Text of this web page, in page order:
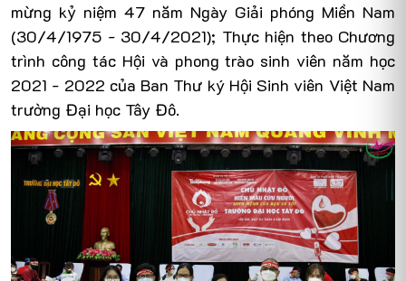
mừng kỷ niệm 47 năm Ngày Giải phóng Miền Nam
(30/4/1975 - 30/4/2021); Thực hiện theo Chương
trình công tác Hội và phong trào sinh viên năm học
2021 - 2022 của Ban Thư ký Hội Sinh viên Việt Nam
trường Đại học Tây Đô.